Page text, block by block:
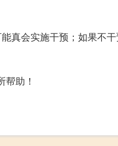
真会实施干预；如果不
助！